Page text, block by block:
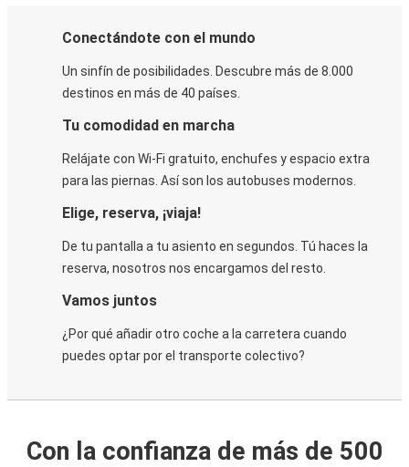
Conectándote con el mundo
Un sinfín de posibilidades. Descubre más de 8.000
destinos en más de 40 países.
Tu comodidad en marcha
Relájate con Wi-Fi gratuito, enchufes y espacio extra
para las piernas. Así son los autobuses modernos.
Elige, reserva, ¡viaja!
De tu pantalla a tu asiento en segundos. Tú haces la
reserva, nosotros nos encargamos del resto.
Vamos juntos
¿Por qué añadir otro coche a la carretera cuando
puedes optar por el transporte colectivo?
Con la confianza de más de 500